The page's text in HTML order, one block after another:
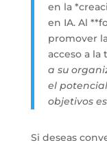
en la
en IA. Al
promover
acceso a la
a su
el
objetivos
Si deseas